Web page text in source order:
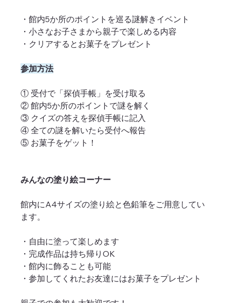
・館内5か所のポイントを巡る謎解きイベント
・小さなお子さまから親子で楽しめる内容
・クリアするとお菓子をプレゼント
参加方法
① 受付で「探偵手帳」を受け取る
② 館内5か所のポイントで謎を解く
③ クイズの答えを探偵手帳に記入
④ 全ての謎を解いたら受付へ報告
⑤ お菓子をゲット！
みんなの塗り絵コーナー
館内にA4サイズの塗り絵と色鉛筆をご用意してい
ます。
・自由に塗って楽しめます
・完成作品は持ち帰りOK
・館内に飾ることも可能
・参加してくれたお友達にはお菓子をプレゼント